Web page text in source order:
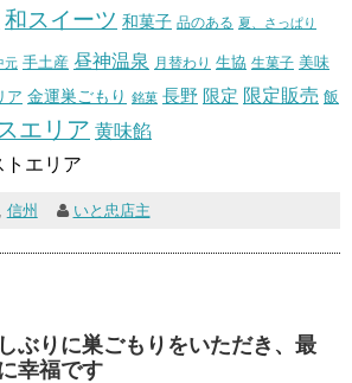
和スイーツ 和菓子 品のある 夏、さっぱり
元 手土産 昼神温泉 月替わり 生協 生菓子 美味
ア 金運巣ごもり 銘菓 長野 限定 限定販売 飯
エリア 黄味餡
エリア
信州 いと忠店主
ぶりに巣ごもりをいただき、最
幸福です